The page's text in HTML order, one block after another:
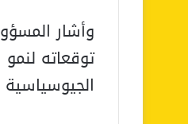
وأشار
الجيوسياسية